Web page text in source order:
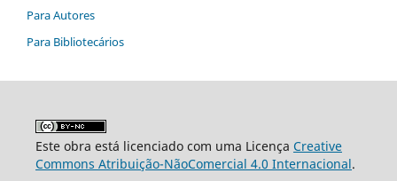
Para Autores
Para Bibliotecários
Este obra está licenciado com uma Licença Creative
Commons Atribuição-NãoComercial 4.0 Internacional.